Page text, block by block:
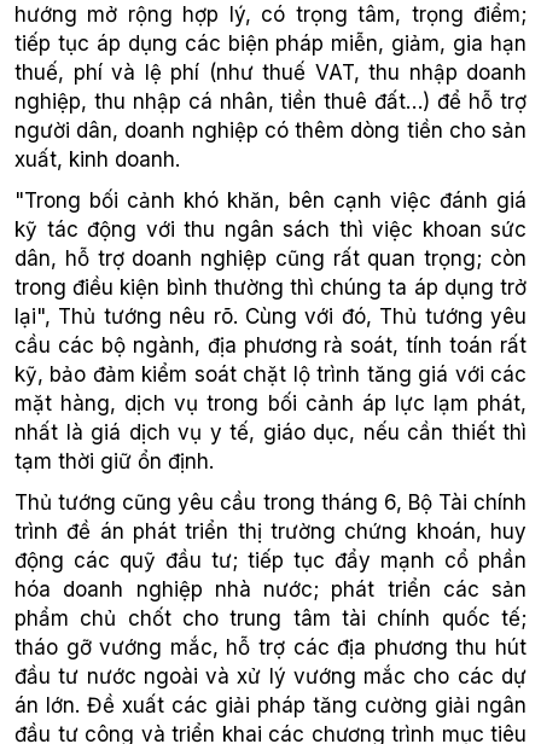
hướng mở rộng hợp lý, có trọng tâm, trọng điểm;
tiếp tục áp dụng các biện pháp miễn, giảm, gia hạn
thuế, phí và lệ phí (như thuế VAT, thu nhập doanh
nghiệp, thu nhập cá nhân, tiền thuê đất…) để hỗ trợ
người dân, doanh nghiệp có thêm dòng tiền cho sản
xuất, kinh doanh.
"Trong bối cảnh khó khăn, bên cạnh việc đánh giá
kỹ tác động với thu ngân sách thì việc khoan sức
dân, hỗ trợ doanh nghiệp cũng rất quan trọng; còn
trong điều kiện bình thường thì chúng ta áp dụng trở
lại", Thủ tướng nêu rõ. Cùng với đó, Thủ tướng yêu
cầu các bộ ngành, địa phương rà soát, tính toán rất
kỹ, bảo đảm kiểm soát chặt lộ trình tăng giá với các
mặt hàng, dịch vụ trong bối cảnh áp lực lạm phát,
nhất là giá dịch vụ y tế, giáo dục, nếu cần thiết thì
tạm thời giữ ổn định.
Thủ tướng cũng yêu cầu trong tháng 6, Bộ Tài chính
trình đề án phát triển thị trường chứng khoán, huy
động các quỹ đầu tư; tiếp tục đẩy mạnh cổ phần
hóa doanh nghiệp nhà nước; phát triển các sản
phẩm chủ chốt cho trung tâm tài chính quốc tế;
tháo gỡ vướng mắc, hỗ trợ các địa phương thu hút
đầu tư nước ngoài và xử lý vướng mắc cho các dự
án lớn. Đề xuất các giải pháp tăng cường giải ngân
đầu tư công và triển khai các chương trình mục tiêu